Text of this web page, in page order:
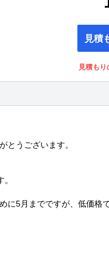
見積
見積も
とうございます。
に5月までですが、低価格